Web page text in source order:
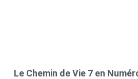
Le Chemin de Vie 7 en